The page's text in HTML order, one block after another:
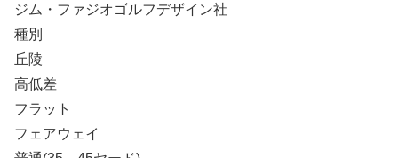
ジム・ファジオゴルフデザイン社
種別
丘陵
高低差
フラット
フェアウェイ